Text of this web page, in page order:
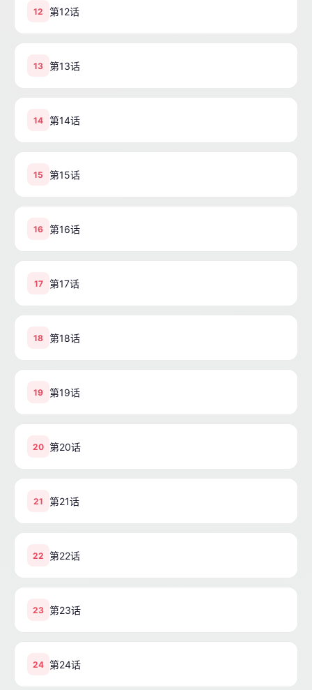
12 第12话
13 第13话
14 第14话
15 第15话
16 第16话
17 第17话
18 第18话
19 第19话
20 第20话
21 第21话
22 第22话
23 第23话
24 第24话